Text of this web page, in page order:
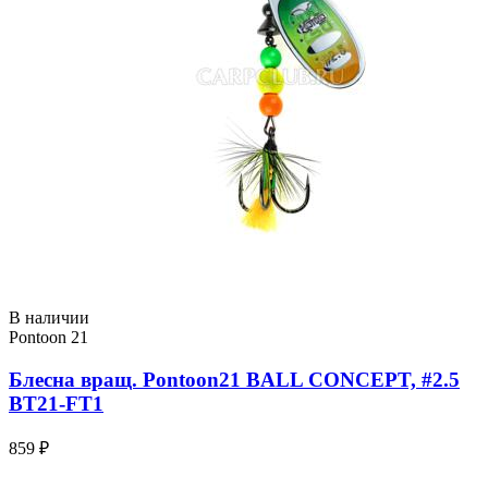
В наличии
Pontoon 21
Блесна вращ. Pontoon21 BALL CONCEPT, #2.5
BT21-FT1
859 ₽